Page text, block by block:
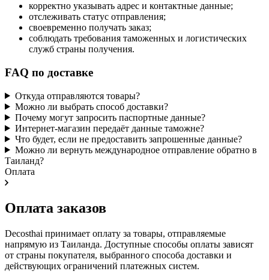
корректно указывать адрес и контактные данные;
отслеживать статус отправления;
своевременно получать заказ;
соблюдать требования таможенных и логистических
служб страны получения.
FAQ по доставке
Откуда отправляются товары?
Можно ли выбрать способ доставки?
Почему могут запросить паспортные данные?
Интернет-магазин передаёт данные таможне?
Что будет, если не предоставить запрошенные данные?
Можно ли вернуть международное отправление обратно в
Таиланд?
Оплата
Оплата заказов
Decosthai принимает оплату за товары, отправляемые
напрямую из Таиланда. Доступные способы оплаты зависят
от страны покупателя, выбранного способа доставки и
действующих ограничений платежных систем.